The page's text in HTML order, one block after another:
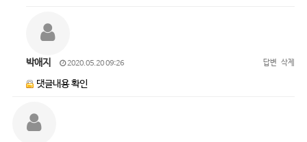
박애지 2020.05.20 09:26 답변 삭제
댓글내용 확인